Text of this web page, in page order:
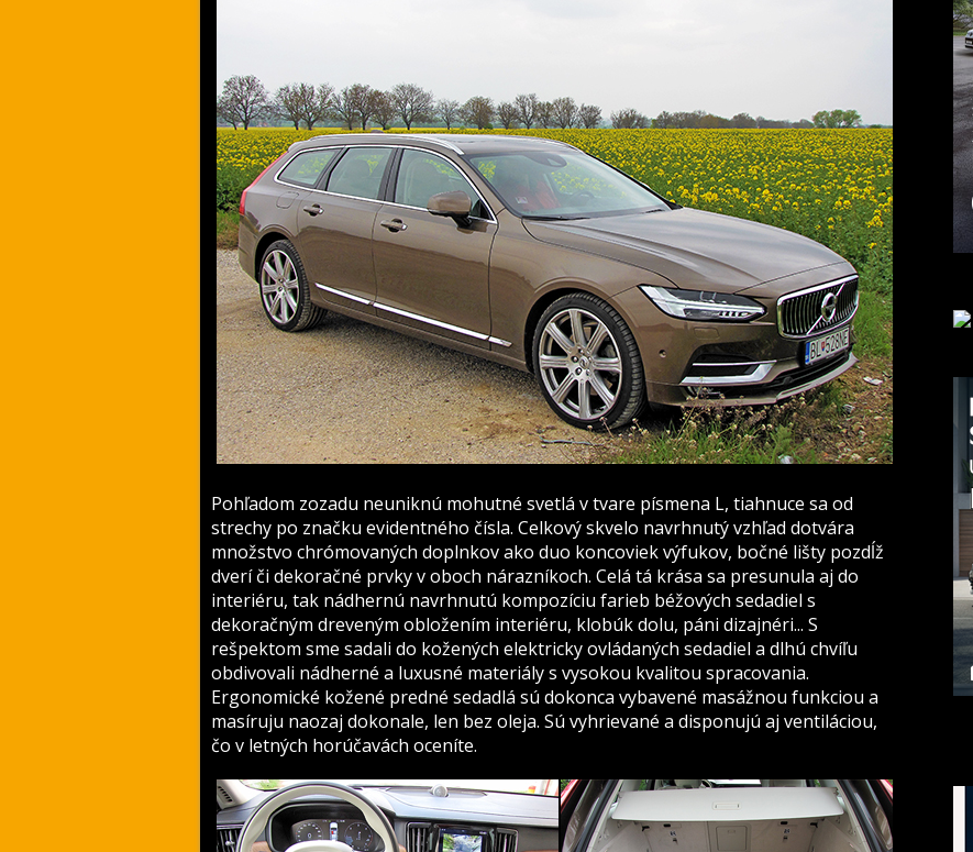
Pohľadom zozadu neuniknú mohutné svetlá v tvare písmena L, tiahnuce sa od
strechy po značku evidentného čísla. Celkový skvelo navrhnutý vzhľad dotvára
množstvo chrómovaných doplnkov ako duo koncoviek výfukov, bočné lišty pozdĺž
dverí či dekoračné prvky v oboch nárazníkoch. Celá tá krása sa presunula aj do
interiéru, tak nádhernú navrhnutú kompozíciu farieb béžových sedadiel s
dekoračným dreveným obložením interiéru, klobúk dolu, páni dizajnéri... S
rešpektom sme sadali do kožených elektricky ovládaných sedadiel a dlhú chvíľu
obdivovali nádherné a luxusné materiály s vysokou kvalitou spracovania.
Ergonomické kožené predné sedadlá sú dokonca vybavené masážnou funkciou a
masíruju naozaj dokonale, len bez oleja. Sú vyhrievané a disponujú aj ventiláciou,
čo v letných horúčavách oceníte.